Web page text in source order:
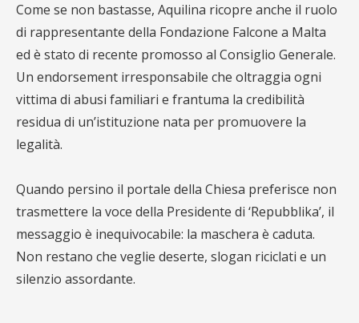
Come se non bastasse, Aquilina ricopre anche il ruolo
di rappresentante della Fondazione Falcone a Malta
ed è stato di recente promosso al Consiglio Generale.
Un endorsement irresponsabile che oltraggia ogni
vittima di abusi familiari e frantuma la credibilità
residua di un’istituzione nata per promuovere la
legalità.
Quando persino il portale della Chiesa preferisce non
trasmettere la voce della Presidente di ‘Repubblika’, il
messaggio è inequivocabile: la maschera è caduta.
Non restano che veglie deserte, slogan riciclati e un
silenzio assordante.